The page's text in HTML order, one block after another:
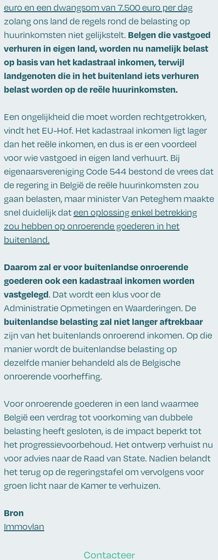
euro en een dwangsom van 7.500 euro per dag
zolang ons land de regels rond de belasting op
huurinkomsten niet gelijkstelt. Belgen die vastgoed
verhuren in eigen land, worden nu namelijk belast
op basis van het kadastraal inkomen, terwijl
landgenoten die in het buitenland iets verhuren
belast worden op de reële huurinkomsten.
Een ongelijkheid die moet worden rechtgetrokken,
vindt het EU-Hof. Het kadastraal inkomen ligt lager
dan het reële inkomen, en dus is er een voordeel
voor wie vastgoed in eigen land verhuurt. Bij
eigenaarsvereniging Code 544 bestond de vrees dat
de regering in België de reële huurinkomsten zou
gaan belasten, maar minister Van Peteghem maakte
snel duidelijk dateen oplossing enkel betrekking
zou hebben op onroerende goederen in het
buitenland.
Daarom zal er voor buitenlandse onroerende
goederen ook een kadastraal inkomen worden
vastgelegd. Dat wordt een klus voor de
Administratie Opmetingen en Waarderingen. De
buitenlandse belasting zal niet langer aftrekbaar
zijn van het buitenlands onroerend inkomen. Op die
manier wordt de buitenlandse belasting op
dezelfde manier behandeld als de Belgische
onroerende voorheffing.
Voor onroerende goederen in een land waarmee
België een verdrag tot voorkoming van dubbele
belasting heeft gesloten, is de impact beperkt tot
het progressievoorbehoud. Het ontwerp verhuist nu
voor advies naar de Raad van State. Nadien belandt
het terug op de regeringstafel om vervolgens voor
groen licht naar de Kamer te verhuizen.
Bron
Immovlan
Contacteer